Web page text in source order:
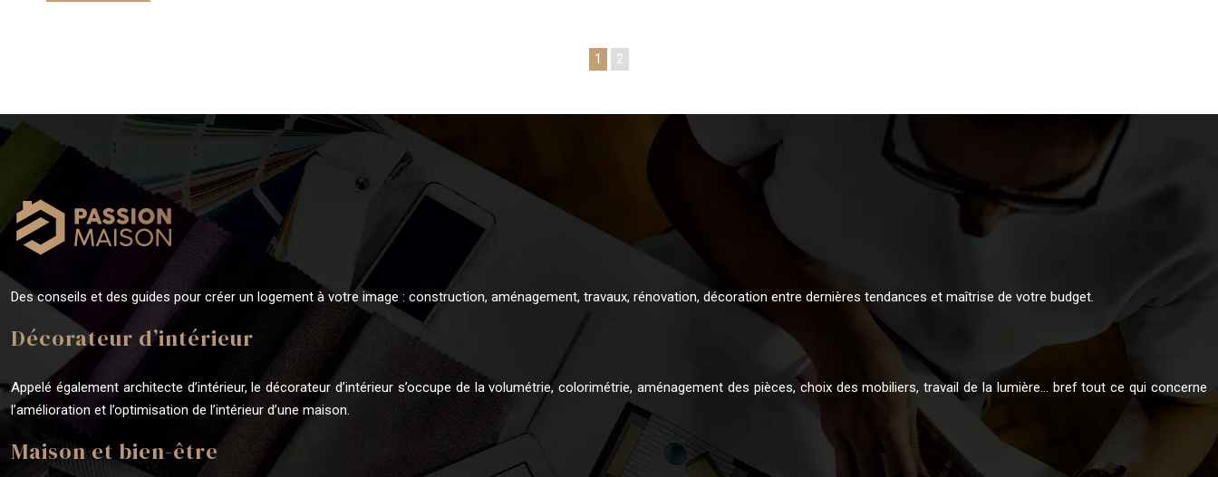
1 2
Des conseils et des guides pour créer un logement à votre image : construction, aménagement, travaux, rénovation, décoration entre dernières tendances et maîtrise de votre budget.
Décorateur d’intérieur
Appelé également architecte d’intérieur, le décorateur d’intérieur s’occupe de la volumétrie, colorimétrie, aménagement des pièces, choix des mobiliers, travail de la lumière… bref tout ce qui concerne
l’amélioration et l’optimisation de l’intérieur d’une maison.
Maison et bien-être